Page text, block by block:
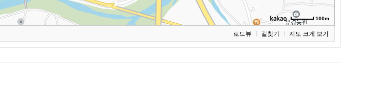
100m
로드뷰 길찾기 지도 크게 보기